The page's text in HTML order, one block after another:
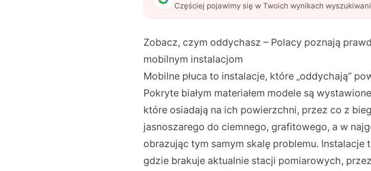
Częściej pojawimy się w Twoich wynikach
Zobacz, czym oddychasz – Polacy poznają
mobilnym instalacjom
Mobilne płuca to instalacje, które „oddychają”
Pokryte białym materiałem modele są
które osiadają na ich powierzchni, przez co z
jasnoszarego do ciemnego, grafitowego, a w
obrazując tym samym skalę problemu. Instalacje
gdzie brakuje aktualnie stacji pomiarowych,